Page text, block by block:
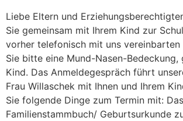
Liebe Eltern und
Sie gemeinsam mit Ihrem Kind zur
vorher telefonisch mit uns vereinbarten
Sie bitte eine Mund-Nasen-Bedeckung,
Kind. Das Anmeldegespräch führt
Frau Willaschek mit Ihnen und Ihrem
Sie folgende Dinge zum Termin mit: Das
Familienstammbuch/ Geburtsurkunde